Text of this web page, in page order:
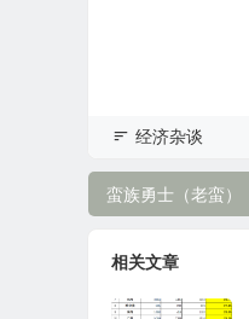
经济杂谈
蛮族勇士（老蛮）
相关文章